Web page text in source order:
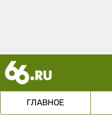
ГЛАВНОЕ